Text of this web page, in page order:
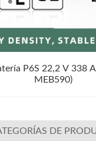
P6S 22,2 V 338
MEB590)
DE